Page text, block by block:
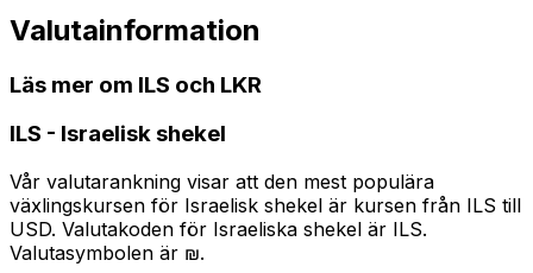
Valutainformation
Läs mer om ILS och LKR
ILS - Israelisk shekel
Vår valutarankning visar att den mest populära
växlingskursen för Israelisk shekel är kursen från ILS till
USD. Valutakoden för Israeliska shekel är ILS.
Valutasymbolen är ₪.